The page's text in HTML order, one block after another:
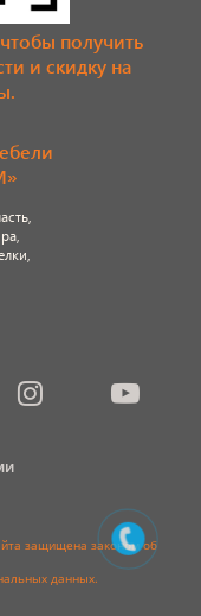
получить
и скидку на
защищена законом об
данных.